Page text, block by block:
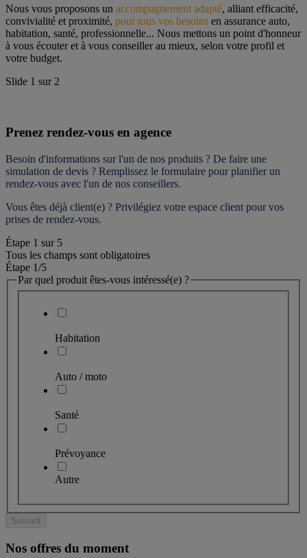
Nous vous proposons un accompagnement adapté, alliant efficacité,
convivialité et proximité, pour tous vos besoins en assurance auto,
habitation, santé, professionnelle... Nous mettons un point d'honneur
à vous écouter et à vous conseiller au mieux, selon votre profil et
votre budget.
Slide 1 sur 2
Prenez rendez-vous en agence
Besoin d'informations sur l'un de nos produits ? De faire une
simulation de devis ? Remplissez le formulaire pour planifier un
rendez-vous avec l'un de nos conseillers.
Vous êtes déjà client(e) ? Privilégiez votre espace client pour vos
prises de rendez-vous.
Étape 1 sur 5
Tous les champs sont obligatoires
Étape 1/5
Par quel produit êtes-vous intéressé(e) ?
Habitation
Auto / moto
Santé
Prévoyance
Autre
Suivant
Nos offres du moment